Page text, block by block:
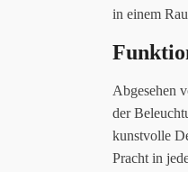
in einem
Abgesehen
der
kunstvolle
Pracht in